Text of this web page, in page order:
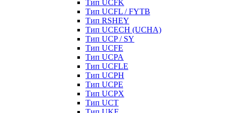
Тип UCFK
Тип UCFL / FYTB
Тип RSHEY
Тип UCECH (UCHA)
Тип UCP / SY
Тип UCFE
Тип UCPA
Тип UCFLE
Тип UCPH
Тип UCPE
Тип UCPX
Тип UCT